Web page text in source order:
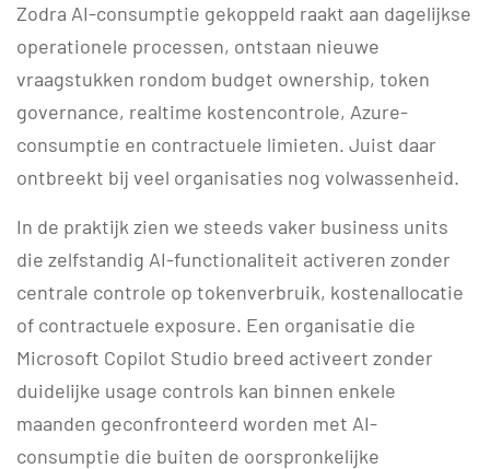
Zodra AI-consumptie gekoppeld raakt aan dagelijkse
operationele processen, ontstaan nieuwe
vraagstukken rondom budget ownership, token
governance, realtime kostencontrole, Azure-
consumptie en contractuele limieten. Juist daar
ontbreekt bij veel organisaties nog volwassenheid.
In de praktijk zien we steeds vaker business units
die zelfstandig AI-functionaliteit activeren zonder
centrale controle op tokenverbruik, kostenallocatie
of contractuele exposure. Een organisatie die
Microsoft Copilot Studio breed activeert zonder
duidelijke usage controls kan binnen enkele
maanden geconfronteerd worden met AI-
consumptie die buiten de oorspronkelijke